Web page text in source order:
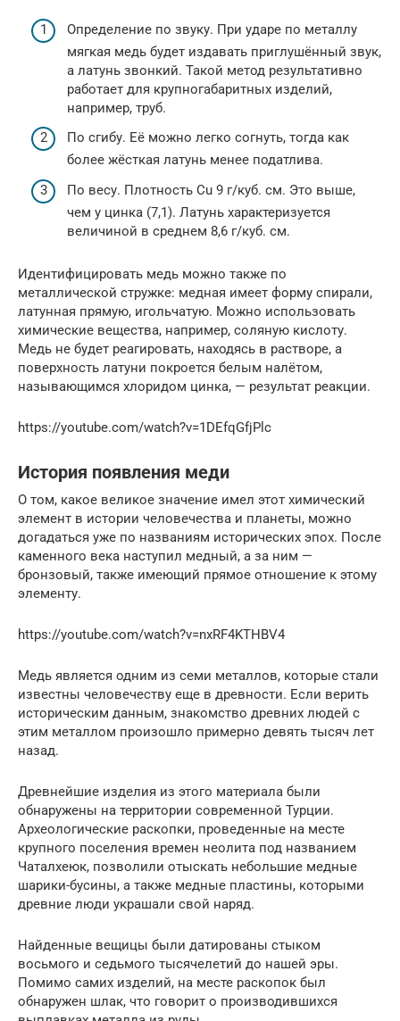
Определение по звуку. При ударе по металлу
мягкая медь будет издавать приглушённый звук,
а латунь звонкий. Такой метод результативно
работает для крупногабаритных изделий,
например, труб.
По сгибу. Её можно легко согнуть, тогда как
более жёсткая латунь менее податлива.
По весу. Плотность Cu 9 г/куб. см. Это выше,
чем у цинка (7,1). Латунь характеризуется
величиной в среднем 8,6 г/куб. см.
Идентифицировать медь можно также по
металлической стружке: медная имеет форму спирали,
латунная прямую, игольчатую. Можно использовать
химические вещества, например, соляную кислоту.
Медь не будет реагировать, находясь в растворе, а
поверхность латуни покроется белым налётом,
называющимся хлоридом цинка, — результат реакции.
https://youtube.com/watch?v=1DEfqGfjPlc
История появления меди
О том, какое великое значение имел этот химический
элемент в истории человечества и планеты, можно
догадаться уже по названиям исторических эпох. После
каменного века наступил медный, а за ним —
бронзовый, также имеющий прямое отношение к этому
элементу.
https://youtube.com/watch?v=nxRF4KTHBV4
Медь является одним из семи металлов, которые стали
известны человечеству еще в древности. Если верить
историческим данным, знакомство древних людей с
этим металлом произошло примерно девять тысяч лет
назад.
Древнейшие изделия из этого материала были
обнаружены на территории современной Турции.
Археологические раскопки, проведенные на месте
крупного поселения времен неолита под названием
Чаталхеюк, позволили отыскать небольшие медные
шарики-бусины, а также медные пластины, которыми
древние люди украшали свой наряд.
Найденные вещицы были датированы стыком
восьмого и седьмого тысячелетий до нашей эры.
Помимо самих изделий, на месте раскопок был
обнаружен шлак, что говорит о производившихся